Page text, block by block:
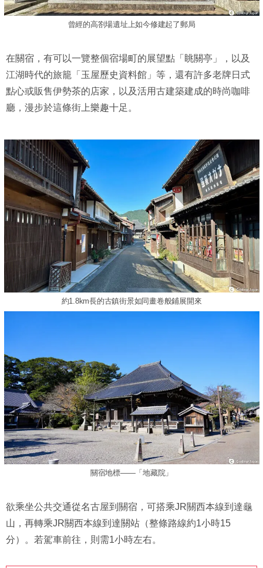
曾經的高劄場遺址上如今修建起了郵局
在關宿，有可以一覽整個宿場町的展望點「眺關亭」，以及
江湖時代的旅籠「玉屋歷史資料館」等，還有許多老牌日式
點心或販售伊勢茶的店家，以及活用古建築建成的時尚咖啡
廳，漫步於這條街上樂趣十足。
約1.8km長的古鎮街景如同畫卷般鋪展開來
關宿地標——「地藏院」
欲乘坐公共交通從名古屋到關宿，可搭乘JR關西本線到達龜
山，再轉乘JR關西本線到達關站（整條路線約1小時15
分）。若駕車前往，則需1小時左右。